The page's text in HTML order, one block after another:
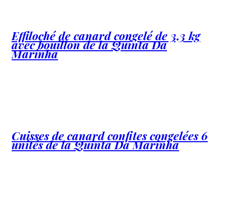
Effiloché de canard congelé de 3,3 kg
avec bouillon de la Quinta Da
Marinha
Cuisses de canard confites congelées 6
unités de la Quinta Da Marinha